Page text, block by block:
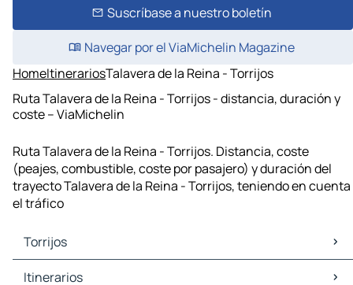
Suscríbase a nuestro boletín
Navegar por el ViaMichelin Magazine
HomeItinerariosTalavera de la Reina - Torrijos
Ruta Talavera de la Reina - Torrijos - distancia, duración y
coste – ViaMichelin
Ruta Talavera de la Reina - Torrijos. Distancia, coste
(peajes, combustible, coste por pasajero) y duración del
trayecto Talavera de la Reina - Torrijos, teniendo en cuenta
el tráfico
Torrijos
Torrijos Mapas Planos
Itinerarios